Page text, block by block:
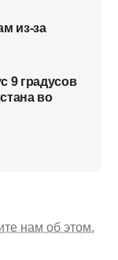
из-за
9 градусов
во
нам об этом.